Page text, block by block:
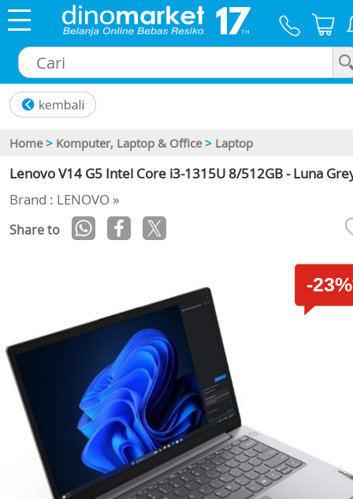
Home > Komputer, Laptop & Office > Laptop
Lenovo V14 G5 Intel Core i3-1315U 8/512GB - Luna
Brand : LENOVO »
Share to
-